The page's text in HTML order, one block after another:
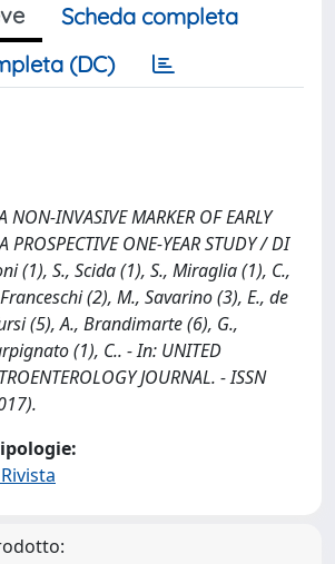
Scheda completa
(DC)
NON-INVASIVE MARKER OF EARLY
PROSPECTIVE ONE-YEAR STUDY / DI
(1), S., Scida (1), S., Miraglia (1), C.,
(2), M., Savarino (3), E., de
(5), A., Brandimarte (6), G.,
(1), C.. - In: UNITED
JOURNAL. - ISSN